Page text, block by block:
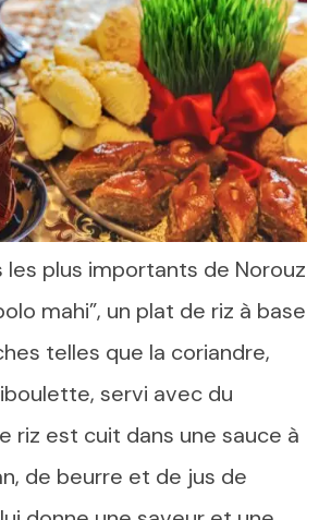
les plus importants de Norouz
mahi”, un plat de riz à base
telles que la coriandre,
servi avec du
riz est cuit dans une sauce à
de beurre et de jus de